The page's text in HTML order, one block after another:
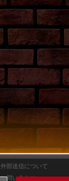
外部送信について
お問い合わせ